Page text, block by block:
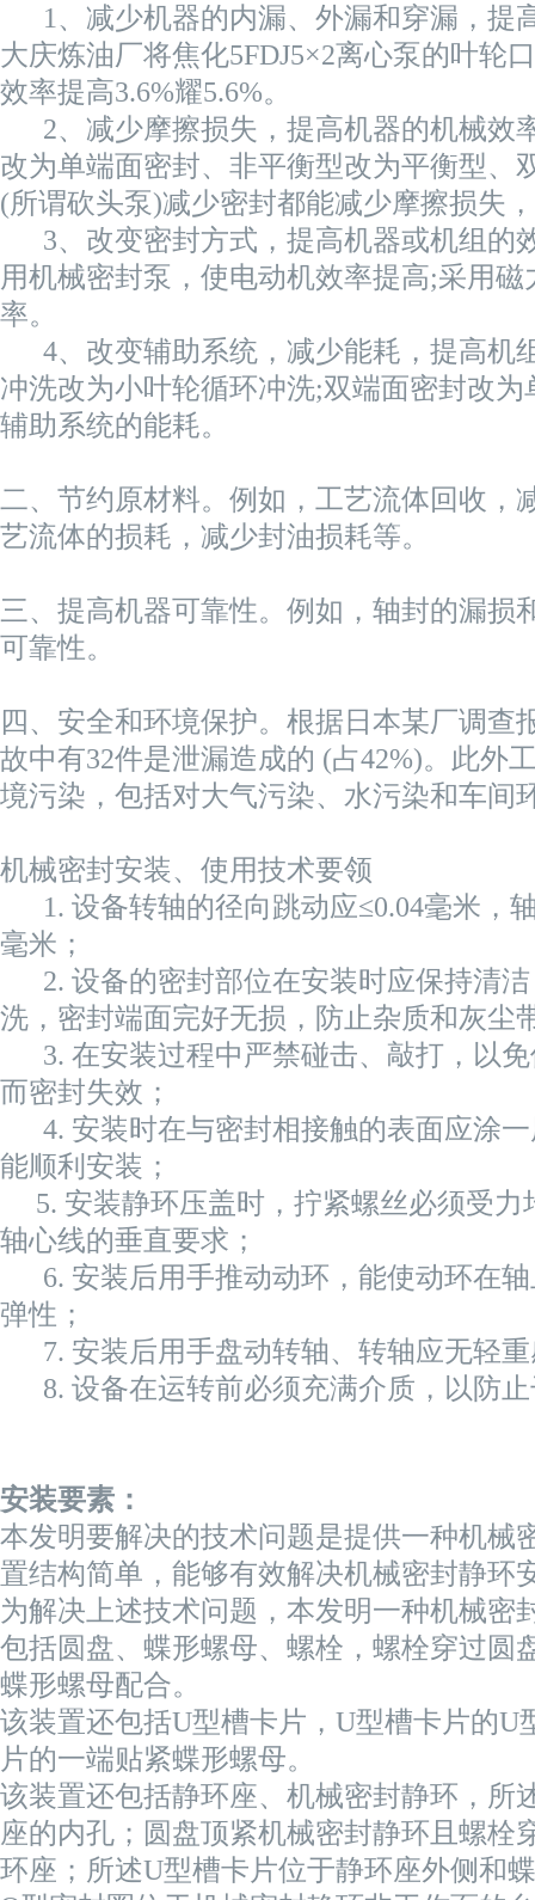
1、减少机器的内漏、外漏和穿漏，提
大庆炼油厂将焦化5FDJ5×2离心泵的叶轮
效率提高3.6%耀5.6%。
2、减少摩擦损失，提高机器的机械效
改为单端面密封、非平衡型改为平衡型、
(所谓砍头泵)减少密封都能减少摩擦损失
3、改变密封方式，提高机器或机组的
用机械密封泵，使电动机效率提高;采用
率。
4、改变辅助系统，减少能耗，提高机
冲洗改为小叶轮循环冲洗;双端面密封改
辅助系统的能耗。
二、节约原材料。例如，工艺流体回收，
艺流体的损耗，减少封油损耗等。
三、提高机器可靠性。例如，轴封的漏损
可靠性。
四、安全和环境保护。根据日本某厂调查
故中有32件是泄漏造成的 (占42%)。此外
境污染，包括对大气污染、水污染和车间
机械密封安装、使用技术要领
1. 设备转轴的径向跳动应≤0.04毫米，
毫米；
2. 设备的密封部位在安装时应保持清洁
洗，密封端面完好无损，防止杂质和灰尘
3. 在安装过程中严禁碰击、敲打，以免
而密封失效；
4. 安装时在与密封相接触的表面应涂一
能顺利安装；
5. 安装静环压盖时，拧紧螺丝必须受力
轴心线的垂直要求；
6. 安装后用手推动动环，能使动环在轴
弹性；
7. 安装后用手盘动转轴、转轴应无轻重
8. 设备在运转前必须充满介质，以防止
安装要素：
本发明要解决的技术问题是提供一种机械
置结构简单，能够有效解决机械密封静环
为解决上述技术问题，本发明一种机械密
包括圆盘、蝶形螺母、螺栓，螺栓穿过圆
蝶形螺母配合。
该装置还包括U型槽卡片，U型槽卡片的U
片的一端贴紧蝶形螺母。
该装置还包括静环座、机械密封静环，所
座的内孔；圆盘顶紧机械密封静环且螺栓
环座；所述U型槽卡片位于静环座外侧和